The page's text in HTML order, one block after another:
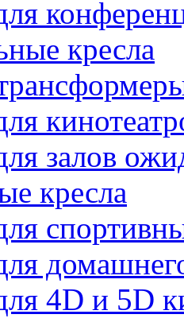
кресла
залов
кресла
4D и 5D